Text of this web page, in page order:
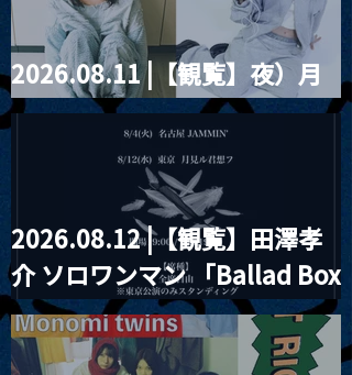
2026.08.11 |【観覧】夜）月
見ル君想フpre. Sugar Shock
2026.08.12 |【観覧】田澤孝
介 ソロワンマン 「Ballad Box
2026」